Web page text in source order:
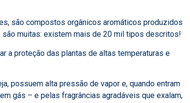
são compostos orgânicos aromáticos produzidos
muitas: existem mais de 20 mil tipos descritos!
a proteção das plantas de altas temperaturas e
possuem alta pressão de vapor e, quando entram
gás – e pelas fragrâncias agradáveis que exalam,